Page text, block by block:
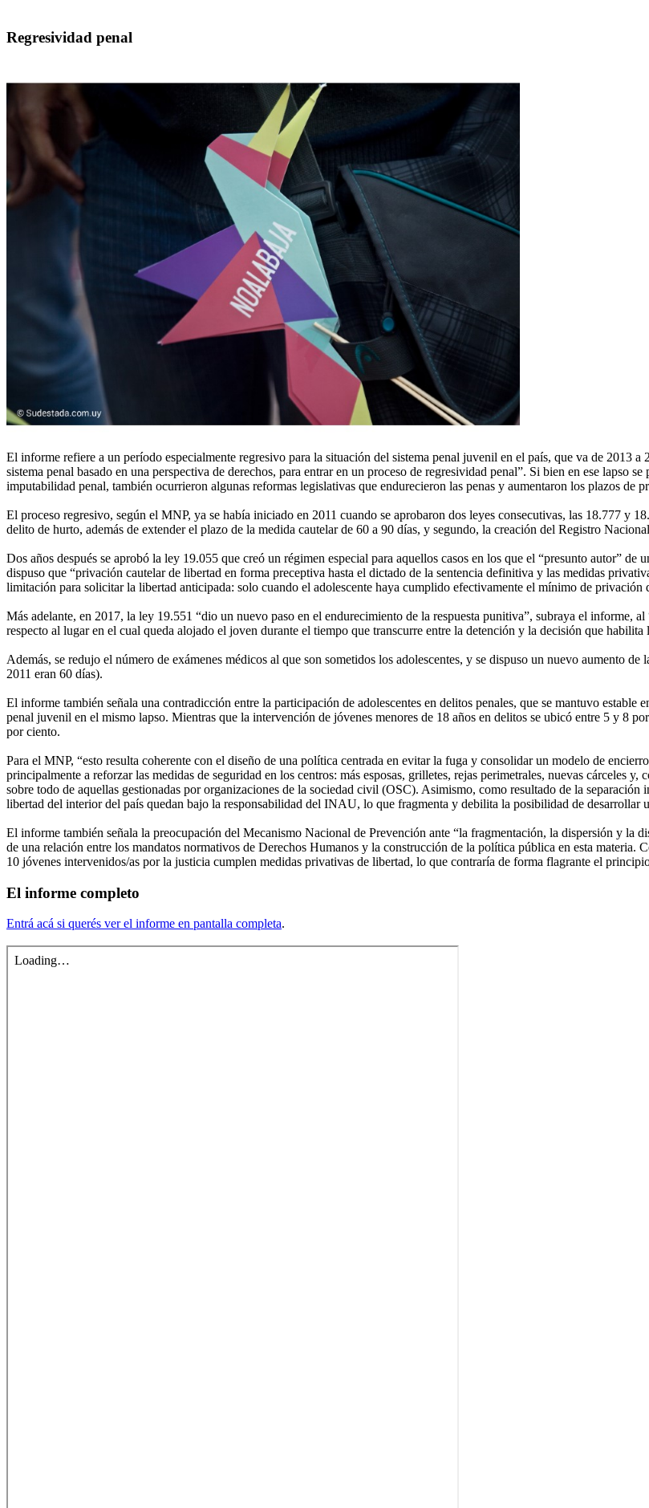
Regresividad penal
El informe refiere a un período especialmente regresivo para la situación del sistema penal juvenil en el país, que va de 2013
sistema penal basado en una perspectiva de derechos, para entrar en un proceso de regresividad penal”. Si bien en ese lapso
imputabilidad penal, también ocurrieron algunas reformas legislativas que endurecieron las penas y aumentaron los plazos
El proceso regresivo, según el MNP, ya se había iniciado en 2011 cuando se aprobaron dos leyes consecutivas, las 18.777 y
delito de hurto, además de extender el plazo de la medida cautelar de 60 a 90 días, y segundo, la creación del Registro
Dos años después se aprobó la ley 19.055 que creó un régimen especial para aquellos casos en los que el “presunto autor”
dispuso que “privación cautelar de libertad en forma preceptiva hasta el dictado de la sentencia definitiva y las medidas
limitación para solicitar la libertad anticipada: solo cuando el adolescente haya cumplido efectivamente el mínimo de privación
Más adelante, en 2017, la ley 19.551 “dio un nuevo paso en el endurecimiento de la respuesta punitiva”, subraya el informe,
respecto al lugar en el cual queda alojado el joven durante el tiempo que transcurre entre la detención y la decisión que
Además, se redujo el número de exámenes médicos al que son sometidos los adolescentes, y se dispuso un nuevo aumento
2011 eran 60 días).
El informe también señala una contradicción entre la participación de adolescentes en delitos penales, que se mantuvo estable
penal juvenil en el mismo lapso. Mientras que la intervención de jóvenes menores de 18 años en delitos se ubicó entre 5 y 8
por ciento.
Para el MNP, “esto resulta coherente con el diseño de una política centrada en evitar la fuga y consolidar un modelo de
principalmente a reforzar las medidas de seguridad en los centros: más esposas, grilletes, rejas perimetrales, nuevas cárceles
sobre todo de aquellas gestionadas por organizaciones de la sociedad civil (OSC). Asimismo, como resultado de la
libertad del interior del país quedan bajo la responsabilidad del INAU, lo que fragmenta y debilita la posibilidad de desarrollar
El informe también señala la preocupación del Mecanismo Nacional de Prevención ante “la fragmentación, la dispersión y la
de una relación entre los mandatos normativos de Derechos Humanos y la construcción de la política pública en esta materia.
10 jóvenes intervenidos/as por la justicia cumplen medidas privativas de libertad, lo que contraría de forma flagrante el
El informe completo
Entrá acá si querés ver el informe en pantalla completa.